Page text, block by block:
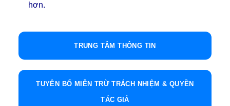
hơn.
TRUNG TÂM THÔNG TIN
TUYÊN BỐ MIỄN TRỪ TRÁCH NHIỆM & QUYỀN
TÁC GIẢ